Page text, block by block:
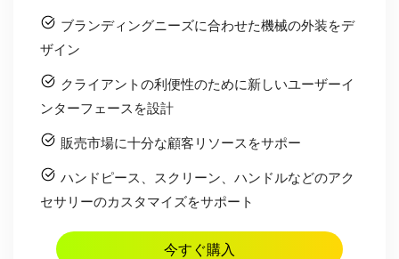
ブランディングニーズに合わせた機械の外装をデ
ザイン
クライアントの利便性のために新しいユーザーイ
ンターフェースを設計
販売市場に十分な顧客リソースをサポー
ハンドピース、スクリーン、ハンドルなどのアク
セサリーのカスタマイズをサポート
今すぐ購入